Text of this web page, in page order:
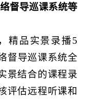
督导巡课系统等
精品实景录播5
督导巡课系统全
景结合的课程录
评估远程听课和